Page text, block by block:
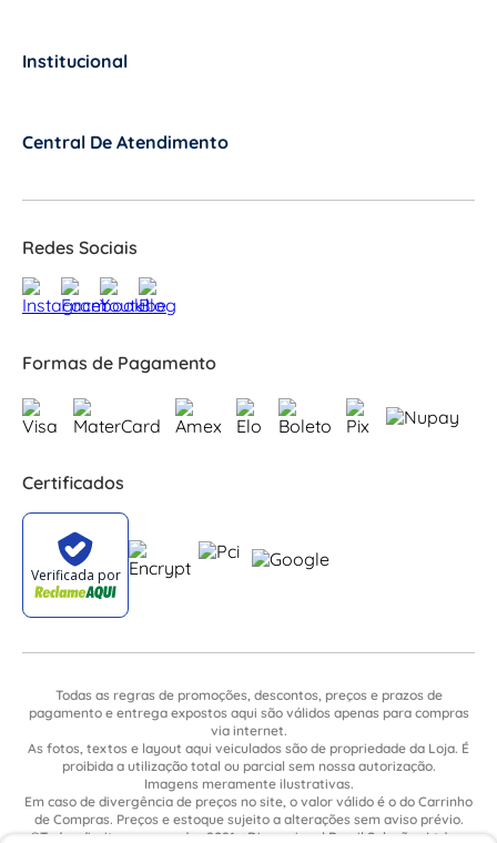
Institucional
Central De Atendimento
Redes Sociais
Formas de Pagamento
Certificados
Todas as regras de promoções, descontos, preços e prazos de
pagamento e entrega expostos aqui são válidos apenas para compras
via internet.
As fotos, textos e layout aqui veiculados são de propriedade da Loja. É
proibida a utilização total ou parcial sem nossa autorização.
Imagens meramente ilustrativas.
Em caso de divergência de preços no site, o valor válido é o do Carrinho
de Compras. Preços e estoque sujeito a alterações sem aviso prévio.
©Todos direitos reservados 2021 - Dimensional Brasil Soluções Ltda. -